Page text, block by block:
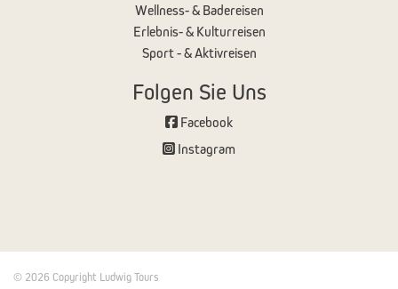
Wellness- & Badereisen
Erlebnis- & Kulturreisen
Sport - & Aktivreisen
Folgen Sie Uns
Facebook
Instagram
© 2026 Copyright Ludwig Tours